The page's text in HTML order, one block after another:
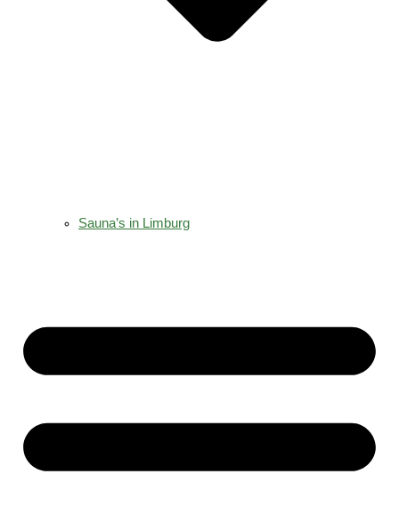
Sauna’s in Limburg